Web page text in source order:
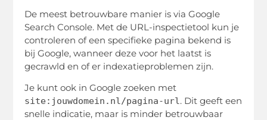
De meest betrouwbare manier is via Google
Search Console. Met de URL-inspectietool kun je
controleren of een specifieke pagina bekend is
bij Google, wanneer deze voor het laatst is
gecrawld en of er indexatieproblemen zijn.
Je kunt ook in Google zoeken met
site:jouwdomein.nl/pagina-url. Dit geeft een
snelle indicatie, maar is minder betrouwbaar